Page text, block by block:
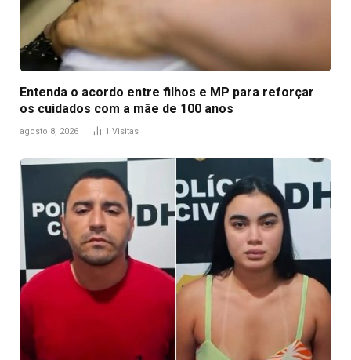
Entenda o acordo entre filhos e MP para reforçar
os cuidados com a mãe de 100 anos
agosto 8, 2026 1 Visitas